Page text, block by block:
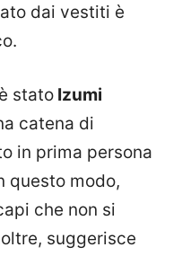
dai vestiti è
stato Izumi
catena di
in prima persona
questo modo,
che non si
suggerisce